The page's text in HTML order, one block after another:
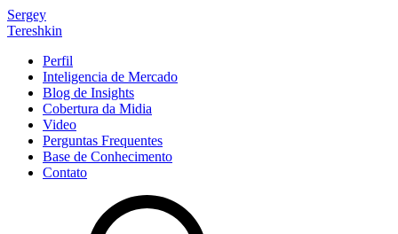
Sergey
Tereshkin
Perfil
Inteligencia de Mercado
Blog de Insights
Cobertura da Midia
Video
Perguntas Frequentes
Base de Conhecimento
Contato